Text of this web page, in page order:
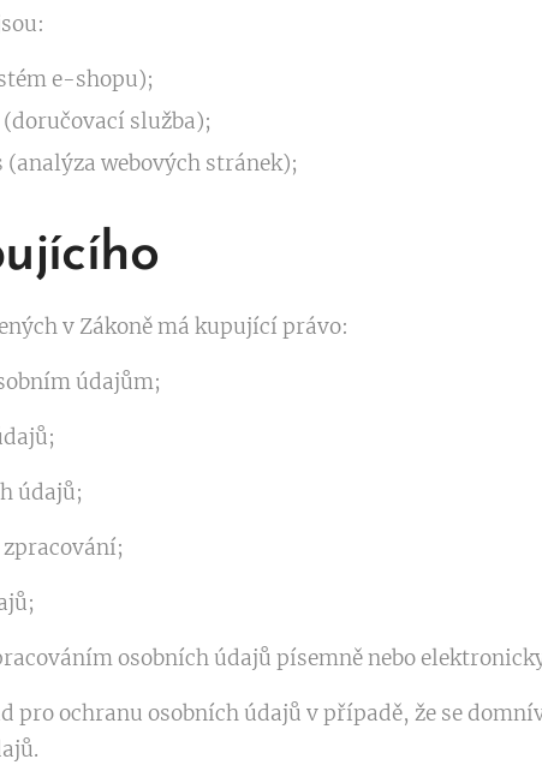
e-shopu);
(doručovací služba);
(analýza webových stránek);
v Zákoně má kupující právo:
údajům;
údajů;
osobních údajů písemně nebo
pro ochranu osobních údajů v případě, že se